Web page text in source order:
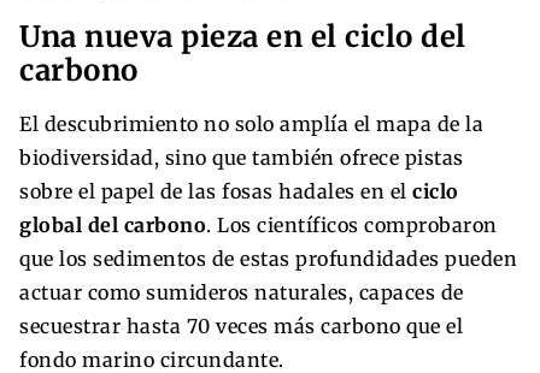
Una nueva pieza en el ciclo del
carbono
El descubrimiento no solo amplía el mapa de la
biodiversidad, sino que también ofrece pistas
sobre el papel de las fosas hadales en el ciclo
global del carbono. Los científicos comprobaron
que los sedimentos de estas profundidades pueden
actuar como sumideros naturales, capaces de
secuestrar hasta 70 veces más carbono que el
fondo marino circundante.